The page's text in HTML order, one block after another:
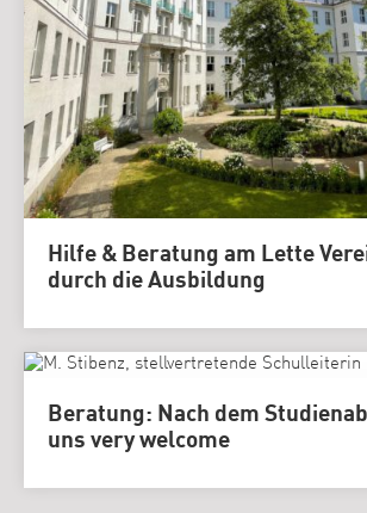
Hilfe & Beratung am Lette
durch die Ausbildung
Beratung: Nach dem
uns very welcome